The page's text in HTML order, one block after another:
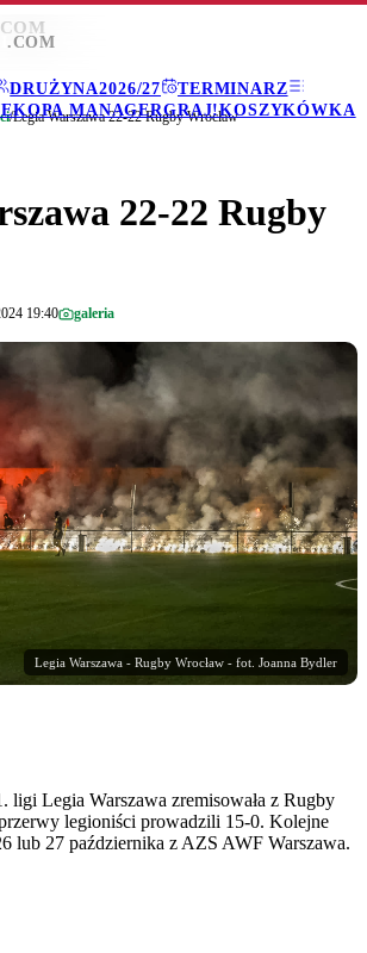
DRUŻYNA2026/27
TERMINARZ
KOPA MANAGERGRAJ!KOSZYKÓWKA
.COM
/Legia Warszawa 22-22 Rugby Wrocław
22-22 Rugby
19:40 galeria
Legia Warszawa - Rugby Wrocław - fot. Joanna Bydler
ligi Legia Warszawa zremisowała z Rugby
legioniści prowadzili 15-0. Kolejne
lub 27 października z AZS AWF Warszawa.